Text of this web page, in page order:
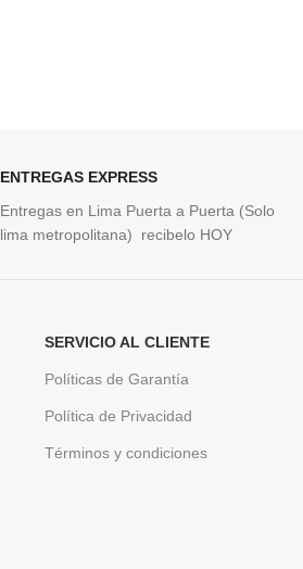
ENTREGAS EXPRESS
Entregas en Lima Puerta a Puerta (Solo
lima metropolitana) recibelo HOY
SERVICIO AL CLIENTE
Políticas de Garantía
Política de Privacidad
Términos y condiciones